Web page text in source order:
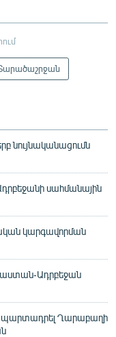
նույնականացումն
սահմանային
կարգավորման
Ադրբեջան
պարտադրել Ղարաբաղի